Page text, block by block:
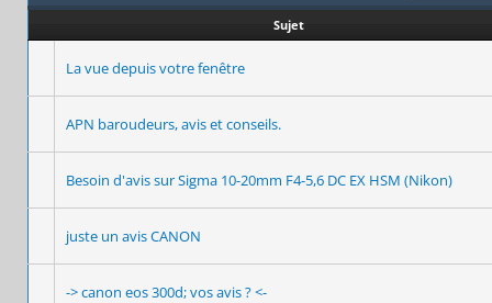
Sujet
La vue depuis votre fenêtre
APN baroudeurs, avis et conseils.
Besoin d'avis sur Sigma 10-20mm F4-5,6 DC EX HSM (Nikon)
juste un avis CANON
-> canon eos 300d; vos avis ? <-